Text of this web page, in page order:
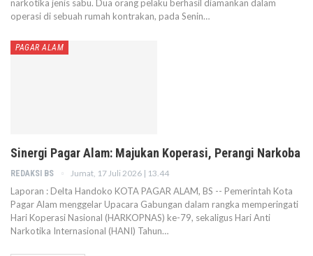
narkotika jenis sabu. Dua orang pelaku berhasil diamankan dalam
operasi di sebuah rumah kontrakan, pada Senin…
PAGAR ALAM
Sinergi Pagar Alam: Majukan Koperasi, Perangi Narkoba
REDAKSI BS Jumat, 17 Juli 2026 | 13.44
Laporan : Delta Handoko KOTA PAGAR ALAM, BS -- Pemerintah Kota
Pagar Alam menggelar Upacara Gabungan dalam rangka memperingati
Hari Koperasi Nasional (HARKOPNAS) ke-79, sekaligus Hari Anti
Narkotika Internasional (HANI) Tahun…